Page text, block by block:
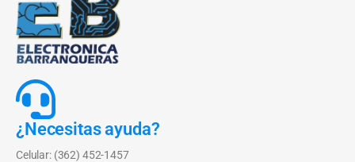
¿Necesitas ayuda?
Celular: (362) 452-1457